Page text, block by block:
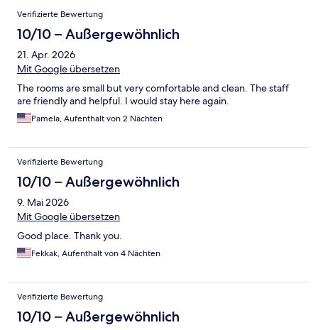
Verifizierte Bewertung
10/10 – Außergewöhnlich
21. Apr. 2026
Mit Google übersetzen
The rooms are small but very comfortable and clean. The staff
are friendly and helpful. I would stay here again.
Pamela, Aufenthalt von 2 Nächten
Verifizierte Bewertung
10/10 – Außergewöhnlich
9. Mai 2026
Mit Google übersetzen
Good place. Thank you.
Fekkak, Aufenthalt von 4 Nächten
Verifizierte Bewertung
10/10 – Außergewöhnlich